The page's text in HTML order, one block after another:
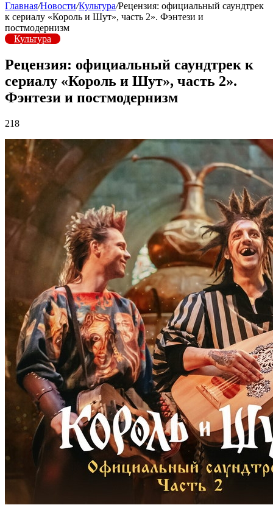
Главная/Новости/Культура/Рецензия: официальный саундтрек
к сериалу «Король и Шут», часть 2». Фэнтези и
постмодернизм
Культура
Рецензия: официальный саундтрек к
сериалу «Король и Шут», часть 2».
Фэнтези и постмодернизм
218